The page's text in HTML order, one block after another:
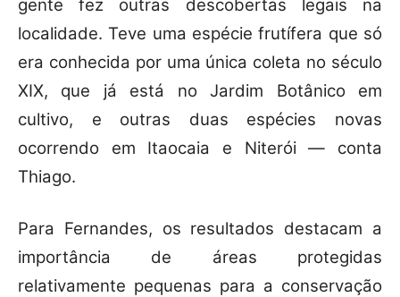
gente fez outras descobertas legais na
localidade. Teve uma espécie frutífera que só
era conhecida por uma única coleta no século
XIX, que já está no Jardim Botânico em
cultivo, e outras duas espécies novas
ocorrendo em Itaocaia e Niterói — conta
Thiago.
Para Fernandes, os resultados destacam a
importância de áreas protegidas
relativamente pequenas para a conservação